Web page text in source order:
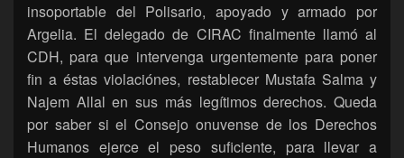
insoportable del Polisario, apoyado y armado por
Argelia. El delegado de CIRAC finalmente llamó al
CDH, para que intervenga urgentemente para poner
fin a éstas violaciónes, restablecer Mustafa Salma y
Najem Allal en sus más legítimos derechos. Queda
por saber si el Consejo onuvense de los Derechos
Humanos ejerce el peso suficiente, para llevar a